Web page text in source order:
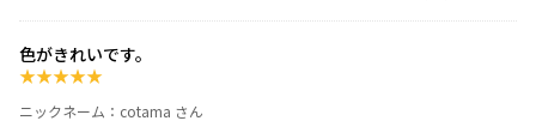
色がきれいです。
★★★★★
ニックネーム：cotama さん